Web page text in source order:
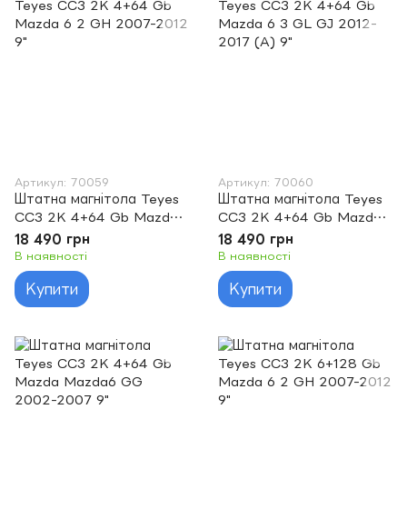
Артикул: 70059
Штатна магнітола Teyes
CC3 2K 4+64 Gb Mazda
6 2 GH 2007-2012 9"
18 490 грн
В наявності
Купити
Артикул: 70060
Штатна магнітола Teyes
CC3 2K 4+64 Gb Mazda
6 3 GL GJ 2012-2017 (A)
9"
18 490 грн
В наявності
Купити